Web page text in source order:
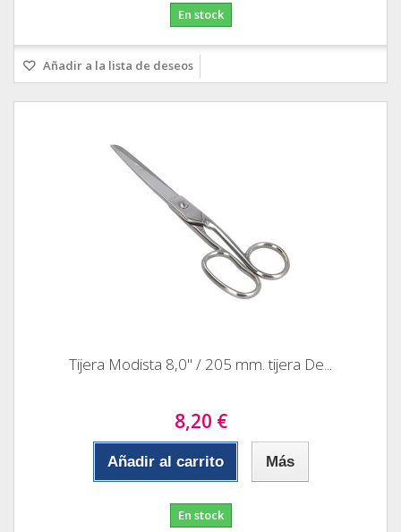
En stock
Añadir a la lista de deseos
Tijera Modista 8,0" / 205 mm. tijera De...
8,20 €
Añadir al carrito Más
En stock